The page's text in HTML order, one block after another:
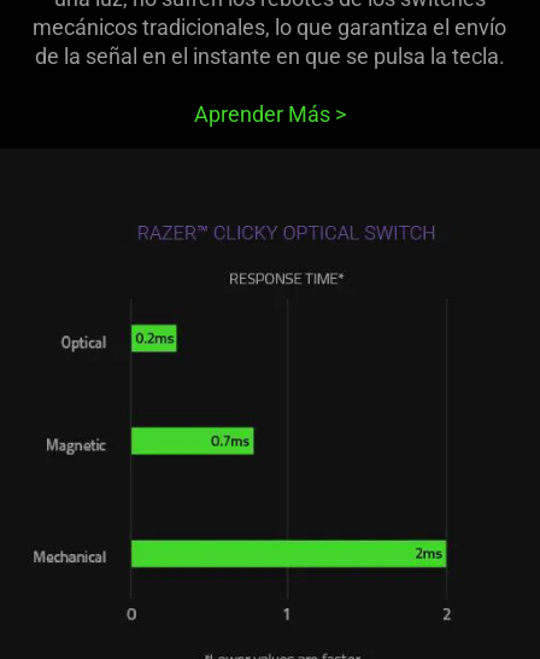
mecánicos tradicionales, lo que garantiza el envío
de la señal en el instante en que se pulsa la tecla.
Aprender Más >